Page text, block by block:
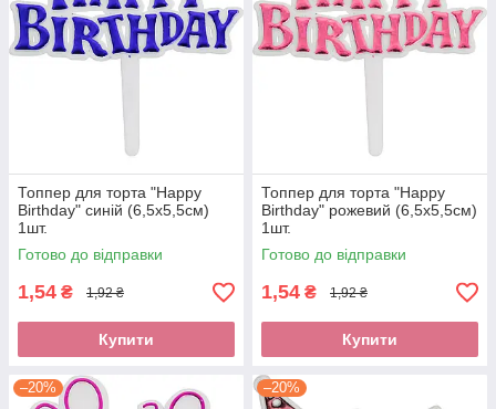
Топпер для торта "Happy
Birthday" синій (6,5х5,5см)
1шт.
Готово до відправки
1,54 ₴ 1,92 ₴
Купити
Топпер для торта "Happy
Birthday" рожевий (6,5х5,5см)
1шт.
Готово до відправки
1,54 ₴ 1,92 ₴
Купити
–20% –20%